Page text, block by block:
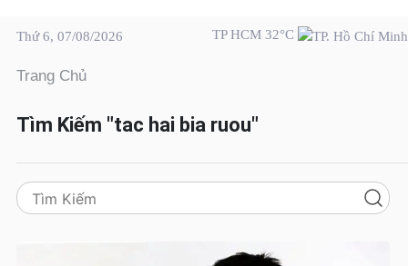
Thứ 6, 07/08/2026 TP HCM 32°C
Trang Chủ
Tìm Kiếm "tac hai bia ruou"